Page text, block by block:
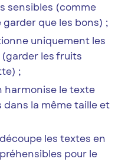
sensibles (comme
que les bons) ;
uniquement les
les fruits
;
harmonise le texte
la même taille et
les textes en
pour le